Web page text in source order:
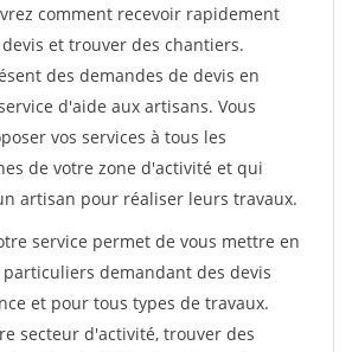
comment recevoir rapidement
et trouver des chantiers.
des demandes de devis en
d'aide aux artisans. Vous
vos services à tous les
de votre zone d'activité et qui
artisan pour réaliser leurs travaux.
service permet de vous mettre en
demandant des devis
et pour tous types de travaux.
secteur d'activité, trouver des